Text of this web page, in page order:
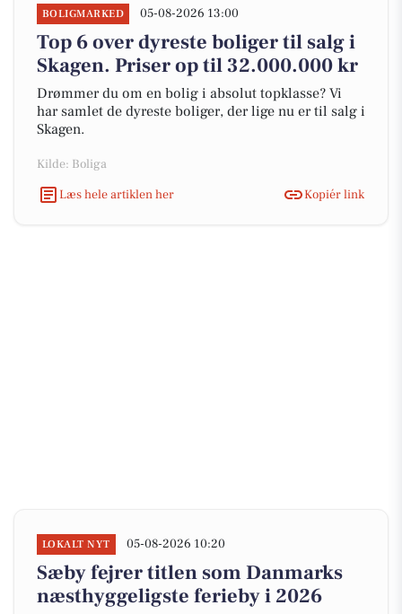
BOLIGMARKED 05-08-2026 13:00
Top 6 over dyreste boliger til salg i
Skagen. Priser op til 32.000.000 kr
Drømmer du om en bolig i absolut topklasse? Vi
har samlet de dyreste boliger, der lige nu er til salg i
Skagen.
Kilde: Boliga
Læs hele artiklen her
Kopiér link
LOKALT NYT 05-08-2026 10:20
Sæby fejrer titlen som Danmarks
næsthyggeligste ferieby i 2026